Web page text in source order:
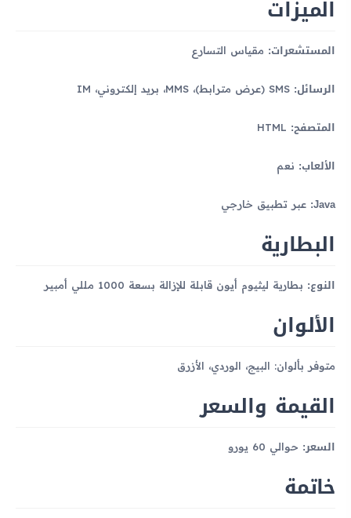
الميزات
المستشعرات: مقياس التسارع
الرسائل:
المتصفح:
الألعاب: نعم
Java: عبر تطبيق خارجي
البطارية
النوع: بطارية ليثيوم أيون قابلة للإزالة بسعة 1000 مللي أمبير
الألوان
متوفر بألوان: البيج، الوردي، الأزرق
القيمة والسعر
السعر: حوالي 60 يورو
خاتمة